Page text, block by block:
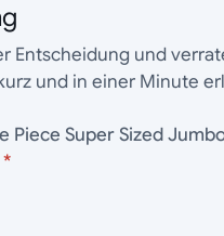
Entscheidung und
und in einer Minute
Super Sized
*